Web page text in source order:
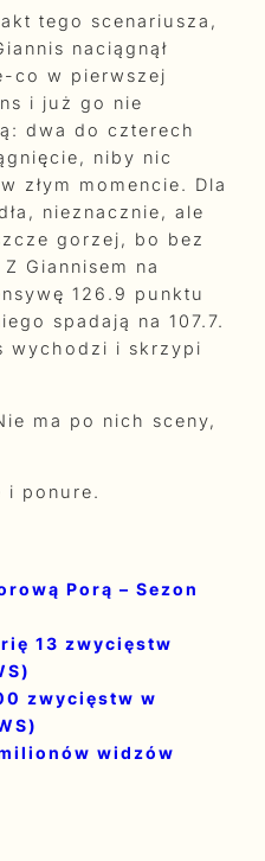
tego scenariusza,
naciągnął
co w pierwszej
i już go nie
dwa do czterech
niby nic
złym momencie. Dla
nieznacznie, ale
gorzej, bo bez
Giannisem na
126.9 punktu
spadają na 107.7.
wychodzi i skrzypi
ma po nich sceny,
i ponure.
Porą – Sezon
13 zwycięstw
zwycięstw w
widzów